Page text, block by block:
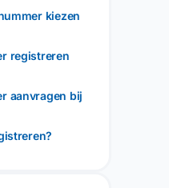
kiezen
registreren
aanvragen bij